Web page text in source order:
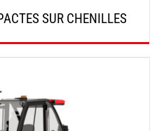
SUR CHENILLES